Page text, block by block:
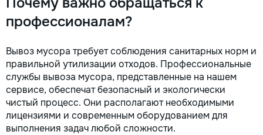
профессионалам?
Вывоз мусора требует соблюдения санитарных норм и
правильной утилизации отходов. Профессиональные
службы вывоза мусора, представленные на нашем
сервисе, обеспечат безопасный и экологически
чистый процесс. Они располагают необходимыми
лицензиями и современным оборудованием для
выполнения задач любой сложности.